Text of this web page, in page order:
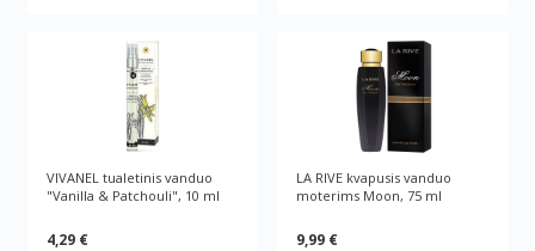
VIVANEL tualetinis vanduo
"Vanilla & Patchouli", 10 ml
4,29 €
LA RIVE kvapusis vanduo
moterims Moon, 75 ml
9,99 €